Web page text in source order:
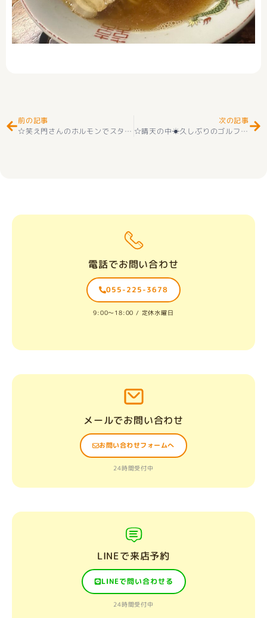
前の記事
☆笑え門さんのホルモンでスタミナ回復～(^^♪☆
次の記事
☆晴天の中☀久しぶりのゴルフコンペへ
電話でお問い合わせ
055-225-3678
9:00〜18:00 / 定休水曜日
メールでお問い合わせ
お問い合わせフォームへ
24時間受付中
LINEで来店予約
LINEで問い合わせる
24時間受付中